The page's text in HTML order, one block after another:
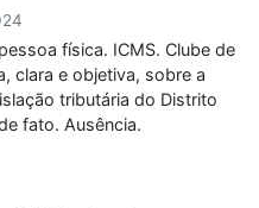
física. ICMS. Clube de
clara e objetiva, sobre a
tributária do Distrito
fato. Ausência.